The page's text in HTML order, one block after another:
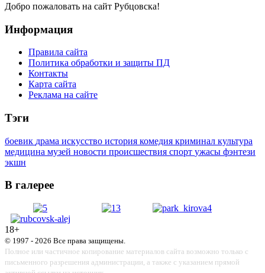
Добро пожаловать на сайт Рубцовска!
Информация
Правила сайта
Политика обработки и защиты ПД
Контакты
Карта сайта
Реклама на сайте
Тэги
боевик драма искусство история комедия криминал культура
медицина музей новости происшествия спорт ужасы фэнтези
экшн
В галерее
18+
© 1997 - 2026 Все права защищены.
Полное или частичное копирование материалов сайта возможно только с
письменного разрешения администрации, а также с указанием прямой